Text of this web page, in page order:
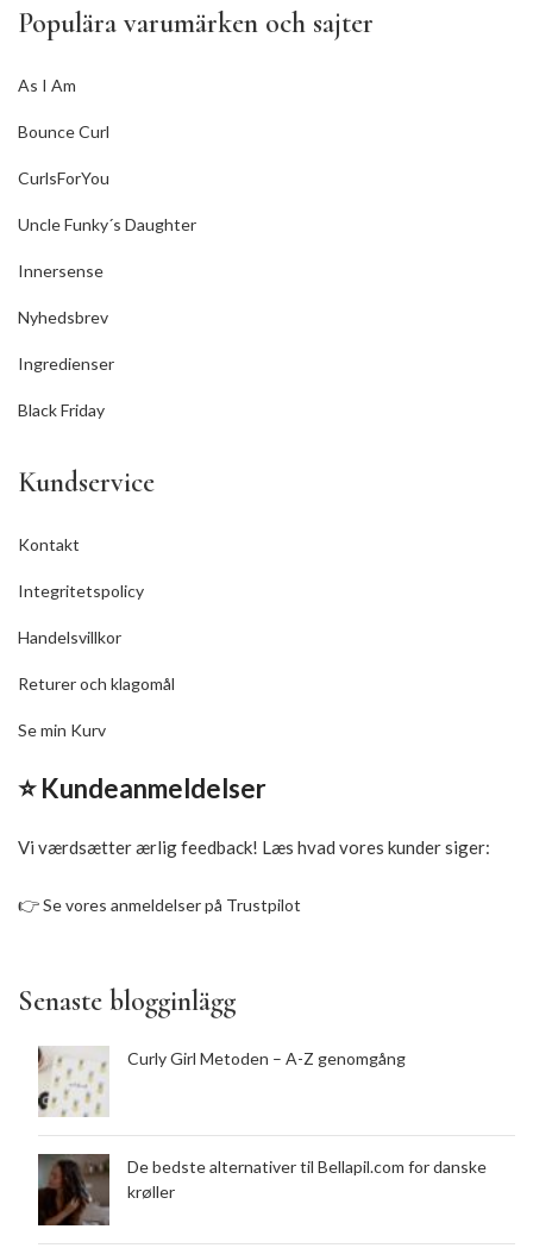
Populära varumärken och sajter
As I Am
Bounce Curl
CurlsForYou
Uncle Funky´s Daughter
Innersense
Nyhedsbrev
Ingredienser
Black Friday
Kundservice
Kontakt
Integritetspolicy
Handelsvillkor
Returer och klagomål
Se min Kurv
⭐ Kundeanmeldelser
Vi værdsætter ærlig feedback! Læs hvad vores kunder siger:
👉Se vores anmeldelser på Trustpilot
Senaste blogginlägg
Curly Girl Metoden – A-Z genomgång
De bedste alternativer til Bellapil.com for danske
krøller